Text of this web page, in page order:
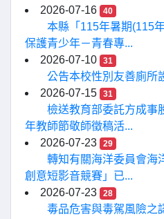
2026-07-16
40
本縣「115年暑期(115
保護青少年－青春專...
2026-07-10
31
公告本校性別友善廁所
2026-07-15
31
檢送教育部委託方成事
年教師節敬師徵稿活...
2026-07-23
29
轉知有關海洋委員會海
創意短影音競賽」已...
2026-07-23
28
毒品危害與毒駕風險之